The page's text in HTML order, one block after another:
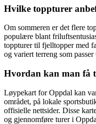
Hvilke toppturer
Om sommeren er det flere
populære blant
toppturer til fjelltopper med
og variert terreng som
Hvordan kan man få
Løypekart for Oppdal kan
området, på lokale
offisielle nettsider. Disse
og gjennomføre turer i